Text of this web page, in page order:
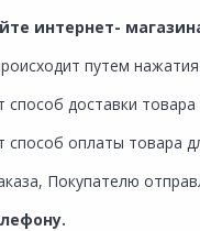
интернет-
путем
способ доставки
способ оплаты товара
Покупателю